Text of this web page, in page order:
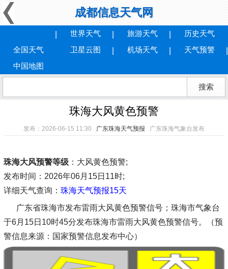
成都信息天气网
全国天气
世界天气 旅游天气
历史天气
卫星云图
机场天气
天气预警
中国地图
珠海大风黄色预警
发布：2026-06-15 11:30 广东珠海天气预报 广东珠海气象台发布
珠海大风预警等级：大风黄色预警;
发布时间 ：2026年06月15日11时;
详细天气查询： 珠海天气预报15天
广东省珠海市发布雷雨大风黄色预警信号；珠海市气象台
于6月15日10时45分发布珠海市雷雨大风黄色预警信号。（预
警信息来源：国家预警信息发布中心）